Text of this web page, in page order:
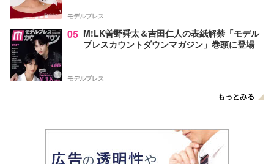
モデルプレス
05 M!LK曽野舜太＆吉田仁人の表紙解禁「モデル
プレスカウントダウンマガジン」巻頭に登場
モデルプレス
もっとみる